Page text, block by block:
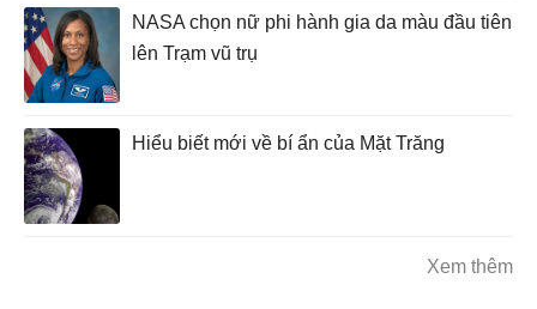
NASA chọn nữ phi hành gia da màu đầu tiên
lên Trạm vũ trụ
Hiểu biết mới về bí ẩn của Mặt Trăng
Xem thêm